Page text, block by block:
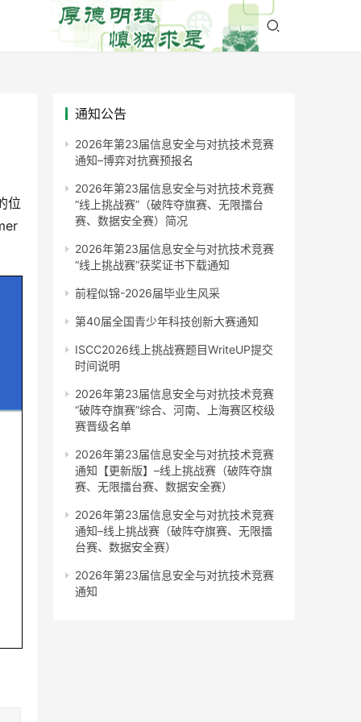
位
通知公告
2026年第23届信息安全与对抗技术竞赛
通知–博弈对抗赛预报名
2026年第23届信息安全与对抗技术竞赛
“线上挑战赛”（破阵夺旗赛、无限擂台
赛、数据安全赛）简况
2026年第23届信息安全与对抗技术竞赛
“线上挑战赛”获奖证书下载通知
前程似锦-2026届毕业生风采
第40届全国青少年科技创新大赛通知
ISCC2026线上挑战赛题目WriteUP提交
时间说明
2026年第23届信息安全与对抗技术竞赛
“破阵夺旗赛”综合、河南、上海赛区校级
赛晋级名单
2026年第23届信息安全与对抗技术竞赛
通知【更新版】–线上挑战赛（破阵夺旗
赛、无限擂台赛、数据安全赛）
2026年第23届信息安全与对抗技术竞赛
通知–线上挑战赛（破阵夺旗赛、无限擂
台赛、数据安全赛）
2026年第23届信息安全与对抗技术竞赛
通知